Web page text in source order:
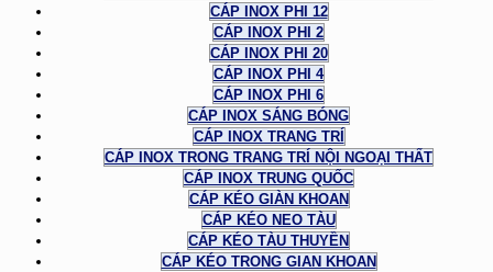
CÁP INOX PHI 12
CÁP INOX PHI 2
CÁP INOX PHI 20
CÁP INOX PHI 4
CÁP INOX PHI 6
CÁP INOX SÁNG BÓNG
CÁP INOX TRANG TRÍ
CÁP INOX TRONG TRANG TRÍ NỘI NGOẠI THẤT
CÁP INOX TRUNG QUỐC
CÁP KÉO GIÀN KHOAN
CÁP KÉO NEO TÀU
CÁP KÉO TÀU THUYỀN
CÁP KÉO TRONG GIAN KHOAN